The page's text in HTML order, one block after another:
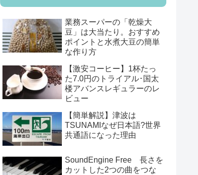
業務スーパーの「乾燥大
豆」は大当たり。おすすめ
ポイントと水煮大豆の簡単
な作り方
【激安コーヒー】1杯たっ
た7.0円のトライアル･国太
楼アバンスレギュラーのレ
ビュー
【簡単解説】津波は
TSUNAMIなぜ日本語?世界
共通語になった理由
SoundEngine Free 長さを
カットした2つの曲をつな